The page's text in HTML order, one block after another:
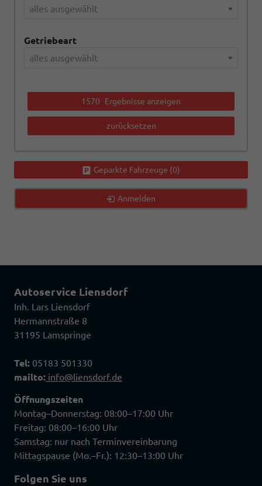
alles ausgewählt
Getriebeart
alles ausgewählt
1570 Ergebnisse anzeigen
zurücksetzen
Geparkte Fahrzeuge (0)
Anmelden
Autoservice Liensdorf
Inh. Lars Liensdorf
Hermannstraße 8
31195 Lamspringe
Tel: 05183 501330
mailto: info@liensdorf.de
Öffnungszeiten
Montag–Donnerstag: 08:00–17:00 Uhr
Freitag: 08:00–16:00 Uhr
Samstag: nur nach Terminvereinbarung
Mittagspause (Mo.–Fr.): 12:30–13:00 Uhr
Folgen Sie uns